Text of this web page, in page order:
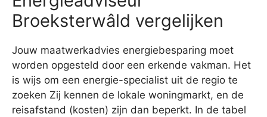
Broeksterwâld vergelijken
Jouw maatwerkadvies energiebesparing moet
worden opgesteld door een erkende vakman. Het
is wijs om een energie-specialist uit de regio te
zoeken Zij kennen de lokale woningmarkt, en de
reisafstand (kosten) zijn dan beperkt. In de tabel